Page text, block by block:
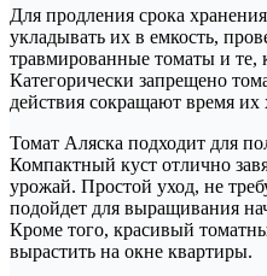
Для продления срока
укладывать их в емкость,
травмированные томаты и те,
Категорически запрещено
действия сокращают время их
Томат Аляска подходит для
Компактный куст отлично
урожай. Простой уход, не
подойдет для выращивания
Кроме того, красивый
вырастить на окне квартиры.